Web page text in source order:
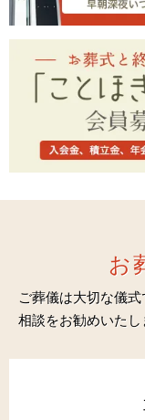
お
ご葬儀は大切な儀
相談をお勧めいたし